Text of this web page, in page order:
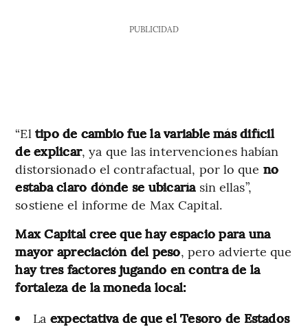
PUBLICIDAD
“El tipo de cambio fue la variable más difícil
de explicar, ya que las intervenciones habían
distorsionado el contrafactual, por lo que no
estaba claro dónde se ubicaríasin ellas”,
sostiene el informe de Max Capital.
Max Capital cree que hay espacio para una
mayor apreciación del peso, pero advierte que
hay tres factores jugando en contra de la
fortaleza de la moneda local:
La expectativa de que el Tesoro de Estados